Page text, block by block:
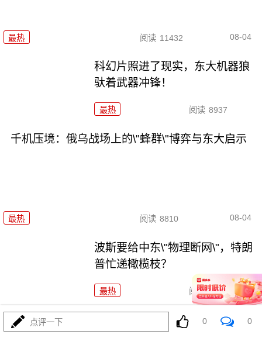
最热 阅读 11432 08-04
科幻片照进了现实，东大机器狼
驮着武器冲锋！
最热 阅读 8937
千机压境：俄乌战场上的\"蜂群\"博弈与东大启示
最热 阅读 8810 08-04
波斯要给中东\"物理断网\"，特朗
普忙递橄榄枝？
最热 阅读 7455
F-35真被波斯导弹端了！美军这
点评一下 0 0